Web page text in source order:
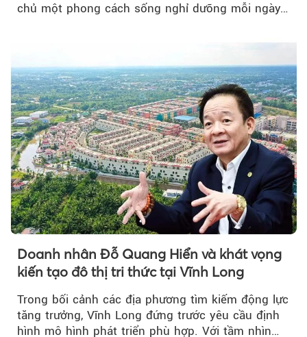
chủ một phong cách sống nghỉ dưỡng mỗi ngày…
Doanh nhân Đỗ Quang Hiển và khát vọng
kiến tạo đô thị tri thức tại Vĩnh Long
Trong bối cảnh các địa phương tìm kiếm động lực
tăng trưởng, Vĩnh Long đứng trước yêu cầu định
hình mô hình phát triển phù hợp. Với tầm nhìn